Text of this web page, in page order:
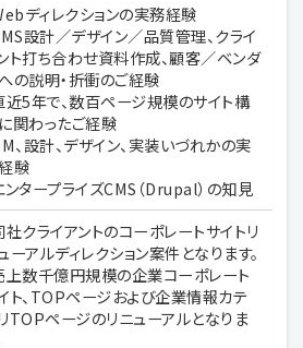
ディレクションの実務経験
設計／デザイン／品質管理、クライ
ト打ち合わせ資料作成、顧客／ベンダ
の説明・折衝のご経験
近5年で、数百ページ規模のサイト構
関わったご経験
、設計、デザイン、実装いづれかの実
験
ンタープライズCMS（Drupal）の知見
社クライアントのコーポレートサイトリ
ーアルディレクション案件となります。
上数千億円規模の企業コーポレート
ト、TOPページおよび企業情報カテ
TOPページのリニューアルとなりま